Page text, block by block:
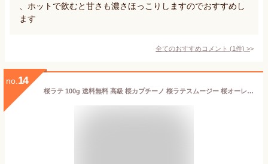
、ホットで飲むと甘さも濃さほっこりしますのでおすすめし
ます
全てのおすすめコメント (1件) >
no. 14
桜ラテ 100g 送料無料 高級 桜カプチーノ 桜ラテスムージー 桜オーレ 桜オレ 桜ケーキ 桜 粉末 美味しい お菓子 桜スイーツ セット 甘い お茶 ホワイトデー 2025 ギフト プレゼント プチギフト 内祝い お返し